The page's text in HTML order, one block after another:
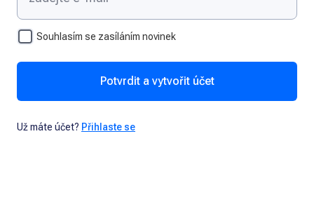
Souhlasím se zasíláním novinek
Potvrdit a vytvořit účet
Už máte účet? Přihlaste se